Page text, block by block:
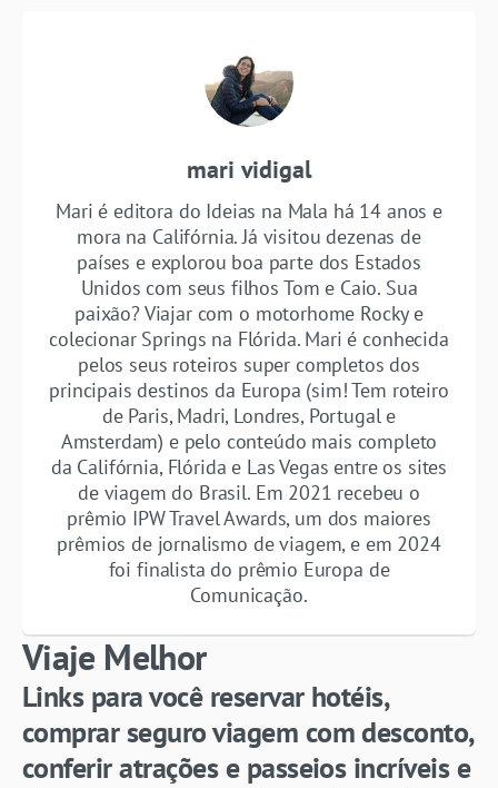
mari vidigal
Mari é editora do Ideias na Mala há 14 anos e
mora na Califórnia. Já visitou dezenas de
países e explorou boa parte dos Estados
Unidos com seus filhos Tom e Caio. Sua
paixão? Viajar com o motorhome Rocky e
colecionar Springs na Flórida. Mari é conhecida
pelos seus roteiros super completos dos
principais destinos da Europa (sim! Tem roteiro
de Paris, Madri, Londres, Portugal e
Amsterdam) e pelo conteúdo mais completo
da Califórnia, Flórida e Las Vegas entre os sites
de viagem do Brasil. Em 2021 recebeu o
prêmio IPW Travel Awards, um dos maiores
prêmios de jornalismo de viagem, e em 2024
foi finalista do prêmio Europa de
Comunicação.
Viaje Melhor
Links para você reservar hotéis,
comprar seguro viagem com desconto,
conferir atrações e passeios incríveis e